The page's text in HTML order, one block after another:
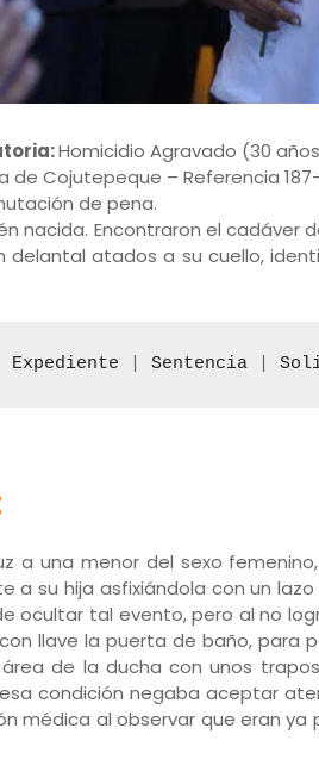
Homicidio Agravado (30
de Cojutepeque – Referencia 187-
de pena.
nacida. Encontraron el cadáver
delantal atados a su cuello,
Expediente Sentencia
a una menor del sexo
a su hija asfixiándola con un
ocultar tal evento, pero al no
llave la puerta de baño, para
de la ducha con unos
condición negaba aceptar
médica al observar que eran